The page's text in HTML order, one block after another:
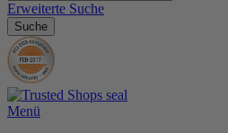
Erweiterte Suche
Suche
Menü